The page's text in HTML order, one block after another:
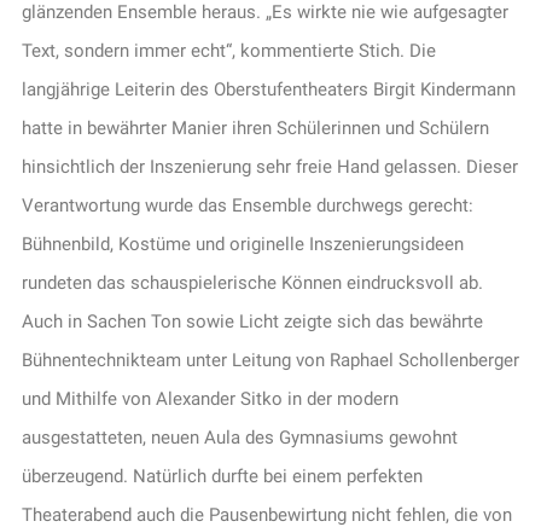
glänzenden Ensemble heraus. „Es wirkte nie wie aufgesagter
Text, sondern immer echt“, kommentierte Stich. Die
langjährige Leiterin des Oberstufentheaters Birgit Kindermann
hatte in bewährter Manier ihren Schülerinnen und Schülern
hinsichtlich der Inszenierung sehr freie Hand gelassen. Dieser
Verantwortung wurde das Ensemble durchwegs gerecht:
Bühnenbild, Kostüme und originelle Inszenierungsideen
rundeten das schauspielerische Können eindrucksvoll ab.
Auch in Sachen Ton sowie Licht zeigte sich das bewährte
Bühnentechnikteam unter Leitung von Raphael Schollenberger
und Mithilfe von Alexander Sitko in der modern
ausgestatteten, neuen Aula des Gymnasiums gewohnt
überzeugend. Natürlich durfte bei einem perfekten
Theaterabend auch die Pausenbewirtung nicht fehlen, die von